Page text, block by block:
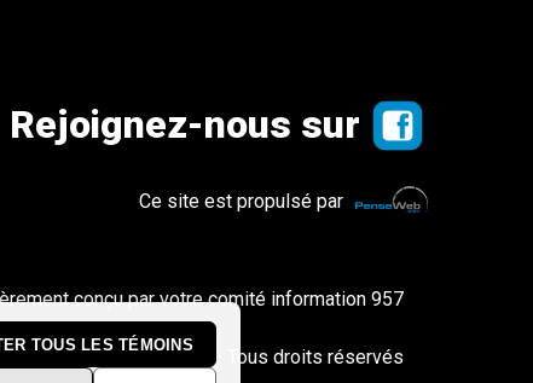
Rejoignez-nous sur
Ce site est propulsé par
conçu par votre comité information 957
© Copyright 2026 - Tous droits réservés
TOUS LES TÉMOINS